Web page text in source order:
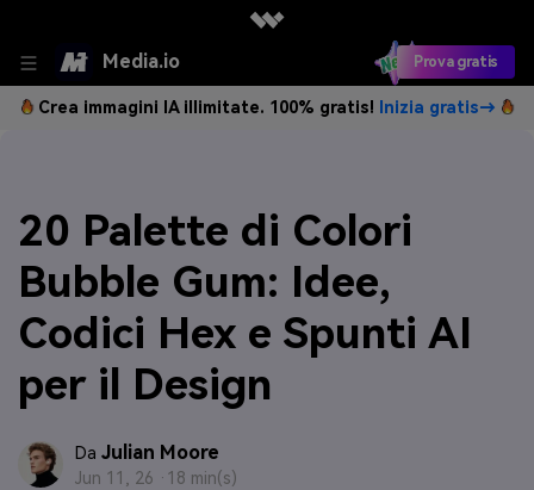
Media.io Prova gratis
Crea immagini IA illimitate. 100% gratis! Inizia gratis→
20 Palette di Colori
Bubble Gum: Idee,
Codici Hex e Spunti AI
per il Design
Da Julian Moore
Jun 11, 26 · 18 min(s)